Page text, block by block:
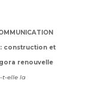
construction et
renouvelle
t-elle la